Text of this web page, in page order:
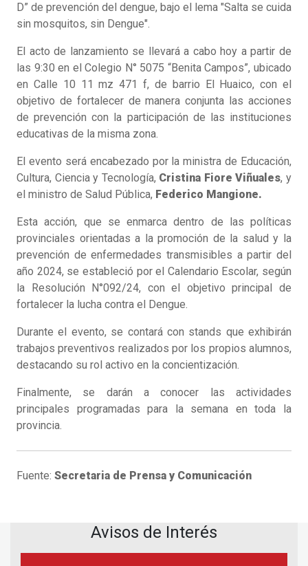
D” de prevención del dengue, bajo el lema "Salta se cuida
sin mosquitos, sin Dengue".
El acto de lanzamiento se llevará a cabo hoy a partir de
las 9:30 en el Colegio N° 5075 “Benita Campos”, ubicado
en Calle 10 11 mz 471 f, de barrio El Huaico, con el
objetivo de fortalecer de manera conjunta las acciones
de prevención con la participación de las instituciones
educativas de la misma zona.
El evento será encabezado por la ministra de Educación,
Cultura, Ciencia y Tecnología, Cristina Fiore Viñuales, y
el ministro de Salud Pública, Federico Mangione.
Esta acción, que se enmarca dentro de las políticas
provinciales orientadas a la promoción de la salud y la
prevención de enfermedades transmisibles a partir del
año 2024, se estableció por el Calendario Escolar, según
la Resolución N°092/24, con el objetivo principal de
fortalecer la lucha contra el Dengue.
Durante el evento, se contará con stands que exhibirán
trabajos preventivos realizados por los propios alumnos,
destacando su rol activo en la concientización.
Finalmente, se darán a conocer las actividades
principales programadas para la semana en toda la
provincia.
Fuente: Secretaria de Prensa y Comunicación
Avisos de Interés